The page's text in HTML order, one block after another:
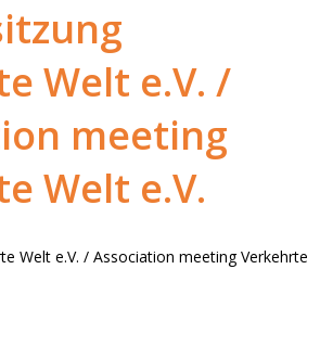
Welt e.V. /
meeting
Welt e.V.
Welt e.V. / Association meeting Verkehrte